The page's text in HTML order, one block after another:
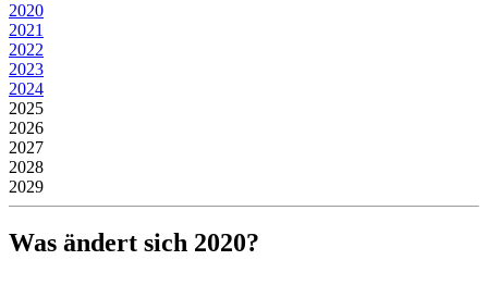
2020
2021
2022
2023
2024
2025
2026
2027
2028
2029
Was ändert sich 2020?